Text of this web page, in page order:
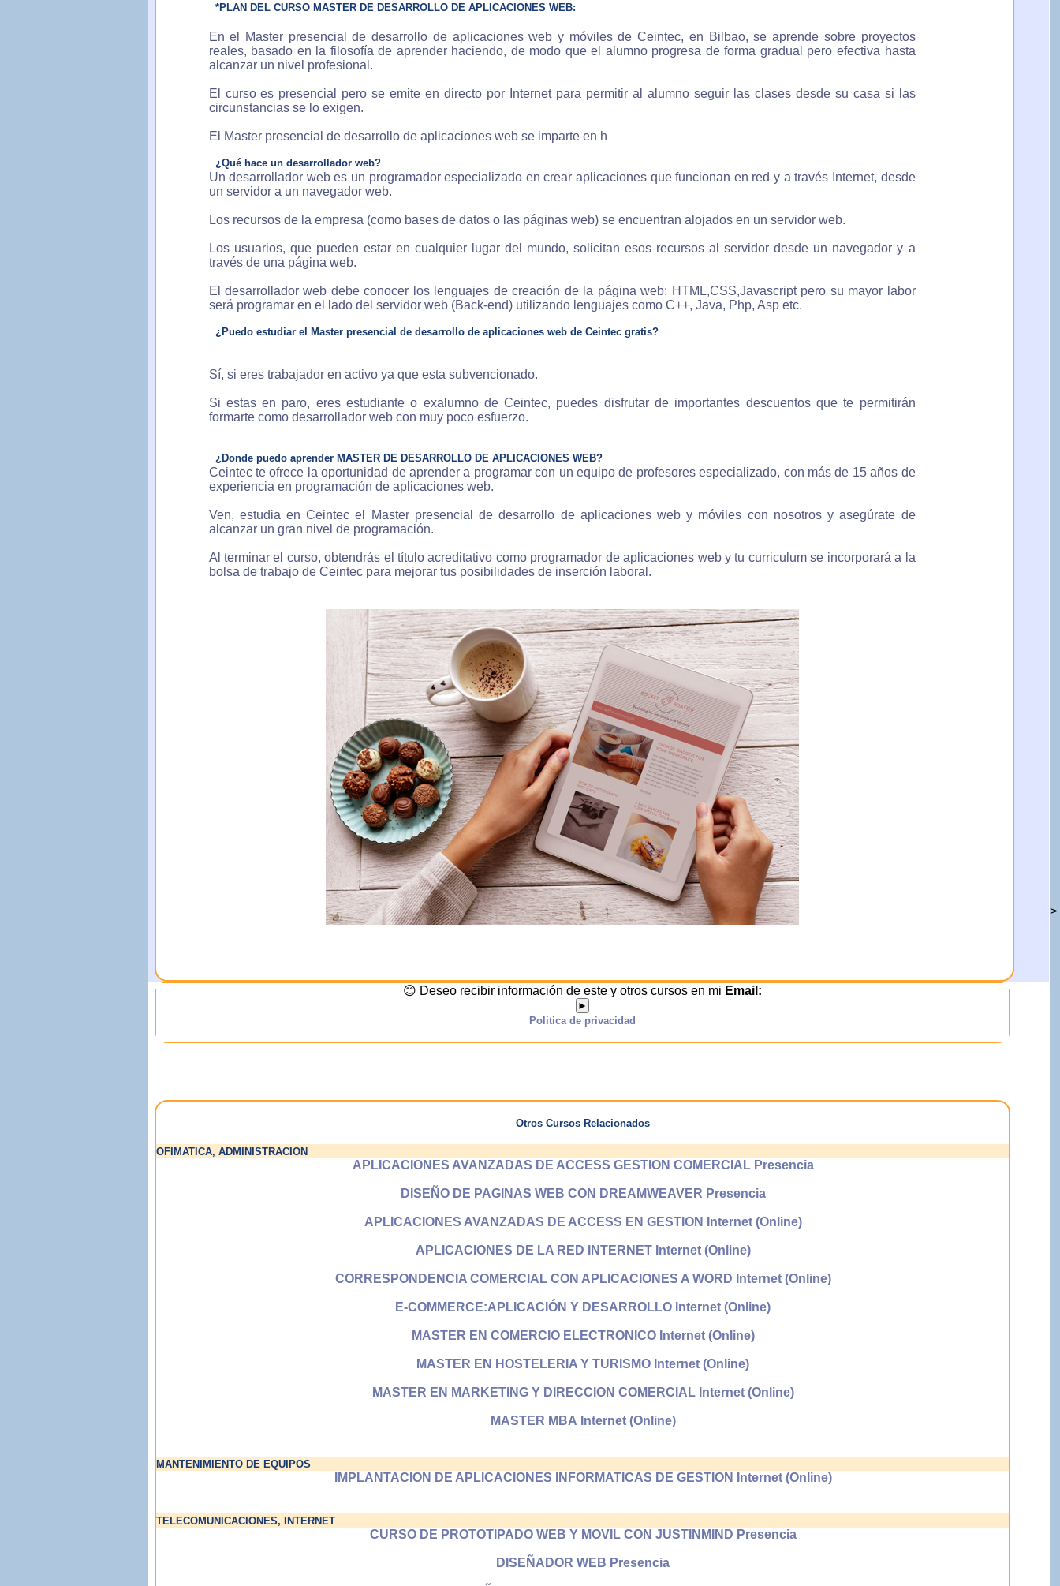
*PLAN DEL CURSO MASTER DE DESARROLLO DE APLICACIONES WEB:
En el Master presencial de desarrollo de aplicaciones web y móviles de Ceintec, en Bilbao, se aprende sobre proyectos
reales, basado en la filosofía de aprender haciendo, de modo que el alumno progresa de forma gradual pero efectiva hasta
alcanzar un nivel profesional.
El curso es presencial pero se emite en directo por Internet para permitir al alumno seguir las clases desde su casa si las
circunstancias se lo exigen.
El Master presencial de desarrollo de aplicaciones web se imparte en h
¿Qué hace un desarrollador web?
Un desarrollador web es un programador especializado en crear aplicaciones que funcionan en red y a través Internet, desde
un servidor a un navegador web.
Los recursos de la empresa (como bases de datos o las páginas web) se encuentran alojados en un servidor web.
Los usuarios, que pueden estar en cualquier lugar del mundo, solicitan esos recursos al servidor desde un navegador y a
través de una página web.
El desarrollador web debe conocer los lenguajes de creación de la página web: HTML,CSS,Javascript pero su mayor labor
será programar en el lado del servidor web (Back-end) utilizando lenguajes como C++, Java, Php, Asp etc.
¿Puedo estudiar el Master presencial de desarrollo de aplicaciones web de Ceintec gratis?
Sí, si eres trabajador en activo ya que esta subvencionado.
Si estas en paro, eres estudiante o exalumno de Ceintec, puedes disfrutar de importantes descuentos que te permitirán
formarte como desarrollador web con muy poco esfuerzo.
¿Donde puedo aprender MASTER DE DESARROLLO DE APLICACIONES WEB?
Ceintec te ofrece la oportunidad de aprender a programar con un equipo de profesores especializado, con más de 15 años de
experiencia en programación de aplicaciones web.
Ven, estudia en Ceintec el Master presencial de desarrollo de aplicaciones web y móviles con nosotros y asegúrate de
alcanzar un gran nivel de programación.
Al terminar el curso, obtendrás el título acreditativo como programador de aplicaciones web y tu curriculum se incorporará a la
bolsa de trabajo de Ceintec para mejorar tus posibilidades de inserción laboral.
😊 Deseo recibir información de este y otros cursos en mi Email:
►
Politica de privacidad
Otros Cursos Relacionados
OFIMATICA, ADMINISTRACION
APLICACIONES AVANZADAS DE ACCESS GESTION COMERCIAL Presencia
DISEÑO DE PAGINAS WEB CON DREAMWEAVER Presencia
APLICACIONES AVANZADAS DE ACCESS EN GESTION Internet (Online)
APLICACIONES DE LA RED INTERNET Internet (Online)
CORRESPONDENCIA COMERCIAL CON APLICACIONES A WORD Internet (Online)
E-COMMERCE:APLICACIÓN Y DESARROLLO Internet (Online)
MASTER EN COMERCIO ELECTRONICO Internet (Online)
MASTER EN HOSTELERIA Y TURISMO Internet (Online)
MASTER EN MARKETING Y DIRECCION COMERCIAL Internet (Online)
MASTER MBA Internet (Online)
MANTENIMIENTO DE EQUIPOS
IMPLANTACION DE APLICACIONES INFORMATICAS DE GESTION Internet (Online)
TELECOMUNICACIONES, INTERNET
CURSO DE PROTOTIPADO WEB Y MOVIL CON JUSTINMIND Presencia
DISEÑADOR WEB Presencia
>